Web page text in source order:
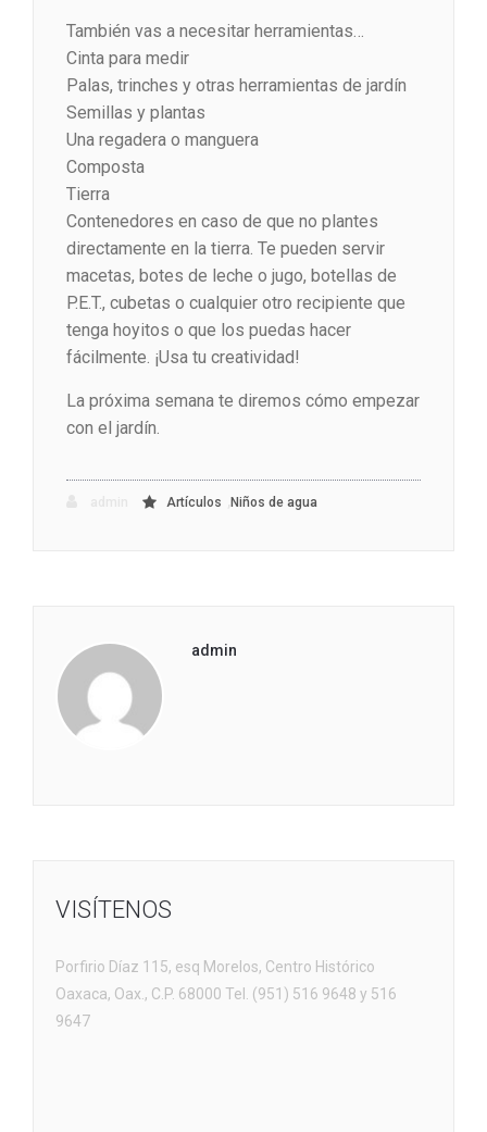
También vas a necesitar herramientas…
Cinta para medir
Palas, trinches y otras herramientas de jardín
Semillas y plantas
Una regadera o manguera
Composta
Tierra
Contenedores en caso de que no plantes
directamente en la tierra. Te pueden servir
macetas, botes de leche o jugo, botellas de
P.E.T., cubetas o cualquier otro recipiente que
tenga hoyitos o que los puedas hacer
fácilmente. ¡Usa tu creatividad!
La próxima semana te diremos cómo empezar
con el jardín.
Artículos Niños de agua
admin
VISÍTENOS
Porfirio Díaz 115, esq Morelos, Centro Histórico
Oaxaca, Oax., C.P. 68000 Tel. (951) 516 9648 y 516
9647